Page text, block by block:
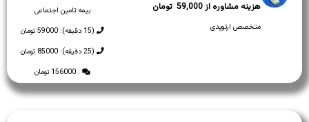
بیمه:تامین اجتماعی
(15 دقیقه): 59000 تومان
(25 دقیقه): 85000 تومان
: 156000 تومان
59,000
متخصص ارتوپدی